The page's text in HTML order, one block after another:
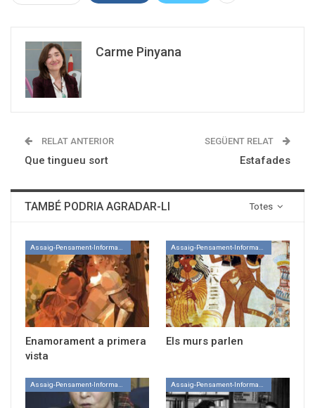
Carme Pinyana
RELAT ANTERIOR
Que tingueu sort
SEGÜENT RELAT
Estafades
Totes
TAMBÉ PODRIA AGRADAR-LI
Enamorament a primera
vista
Els murs parlen